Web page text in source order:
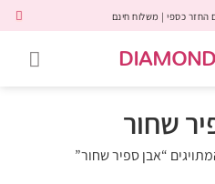
שחור
“אבן ספיר שחור”